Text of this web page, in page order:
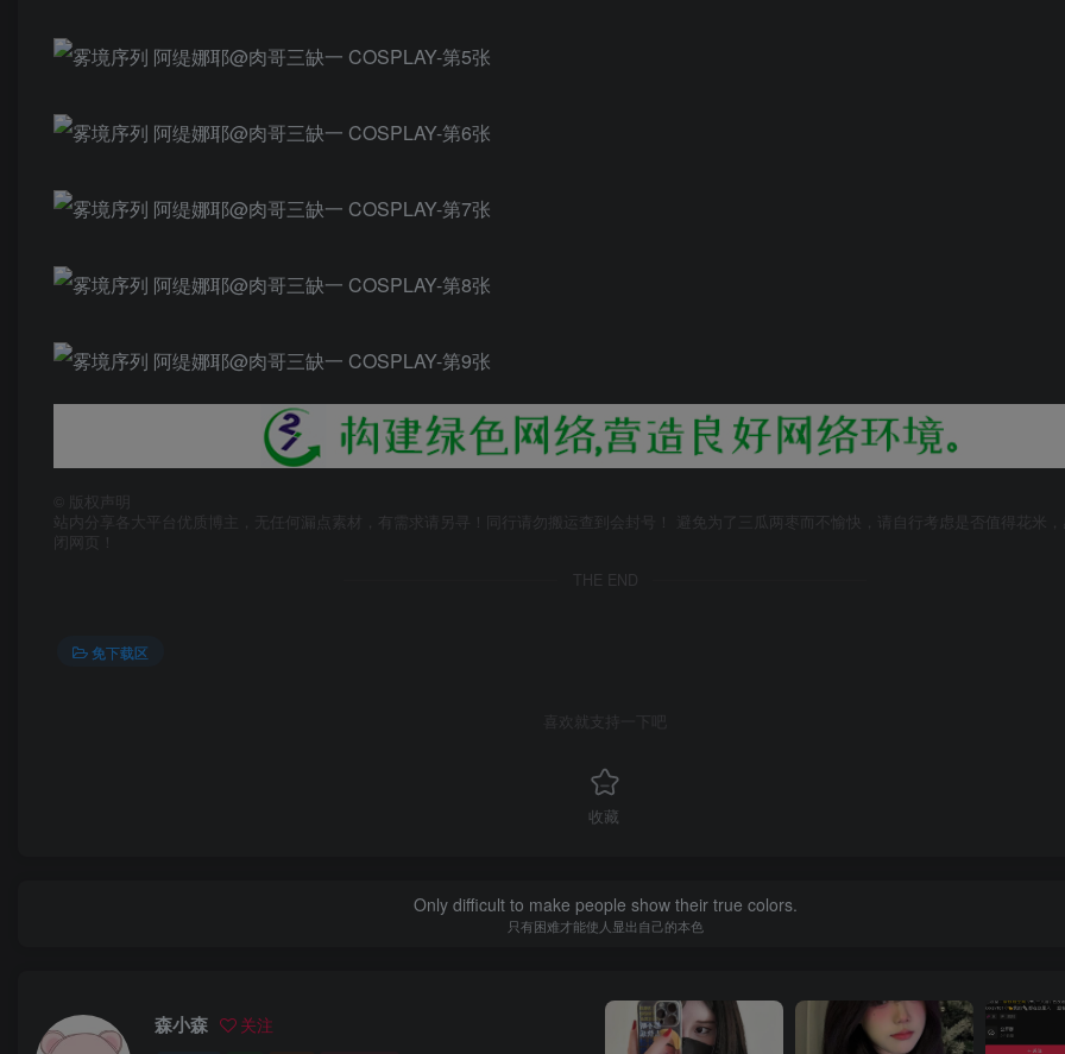
版权声明
站内分享各大平台优质博主，无任何漏点素材，有需求请另寻！同行请勿搬运查到会封号！ 避免为了三瓜两枣而不愉快，请自行考虑是否值得花米，
闭网页！
THE END
免下载区
喜欢就支持一下吧
收藏
Only difficult to make people show their true colors.
只有困难才能使人显出自己的本色
森小森 关注